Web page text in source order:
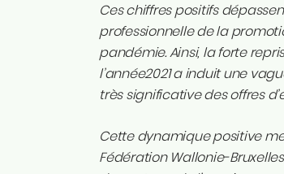
Ces chiffres positifs
professionnelle de la
pandémie. Ainsi, la forte
l’année2021 a induit une
très significative des offres
Cette dynamique positive
Fédération Wallonie-